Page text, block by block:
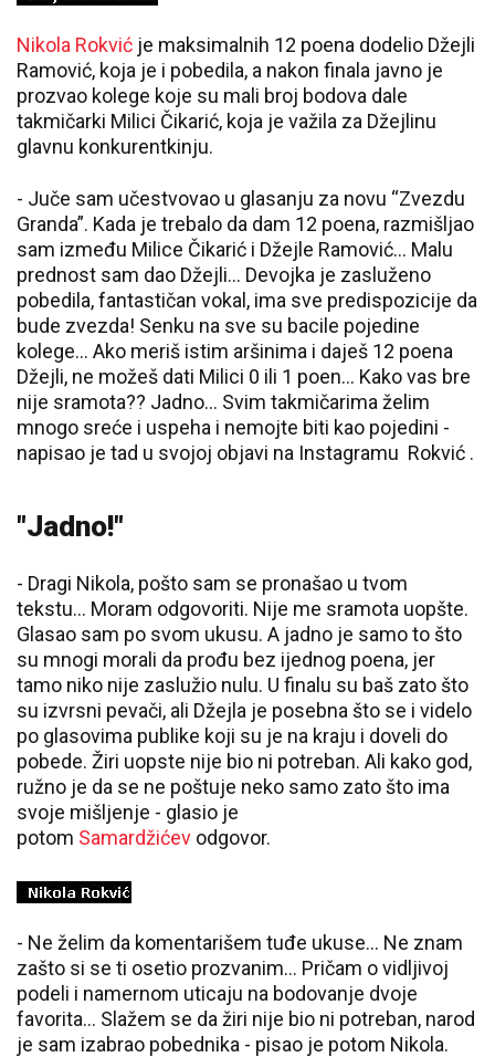
Nikola Rokvić je maksimalnih 12 poena dodelio Džejli
Ramović, koja je i pobedila, a nakon finala javno je
prozvao kolege koje su mali broj bodova dale
takmičarki Milici Čikarić, koja je važila za Džejlinu
glavnu konkurentkinju.
- Juče sam učestvovao u glasanju za novu “Zvezdu
Granda”. Kada je trebalo da dam 12 poena, razmišljao
sam između Milice Čikarić i Džejle Ramović... Malu
prednost sam dao Džejli... Devojka je zasluženo
pobedila, fantastičan vokal, ima sve predispozicije da
bude zvezda! Senku na sve su bacile pojedine
kolege... Ako meriš istim aršinima i daješ 12 poena
Džejli, ne možeš dati Milici 0 ili 1 poen... Kako vas bre
nije sramota?? Jadno... Svim takmičarima želim
mnogo sreće i uspeha i nemojte biti kao pojedini -
napisao je tad u svojoj objavi na Instagramu Rokvić .
"Jadno!"
- Dragi Nikola, pošto sam se pronašao u tvom
tekstu... Moram odgovoriti. Nije me sramota uopšte.
Glasao sam po svom ukusu. A jadno je samo to što
su mnogi morali da prođu bez ijednog poena, jer
tamo niko nije zaslužio nulu. U finalu su baš zato što
su izvrsni pevači, ali Džejla je posebna što se i videlo
po glasovima publike koji su je na kraju i doveli do
pobede. Žiri uopste nije bio ni potreban. Ali kako god,
ružno je da se ne poštuje neko samo zato što ima
svoje mišljenje - glasio je
potom Samardžićev odgovor.
- Ne želim da komentarišem tuđe ukuse... Ne znam
zašto si se ti osetio prozvanim... Pričam o vidljivoj
podeli i namernom uticaju na bodovanje dvoje
favorita... Slažem se da žiri nije bio ni potreban, narod
je sam izabrao pobednika - pisao je potom Nikola.